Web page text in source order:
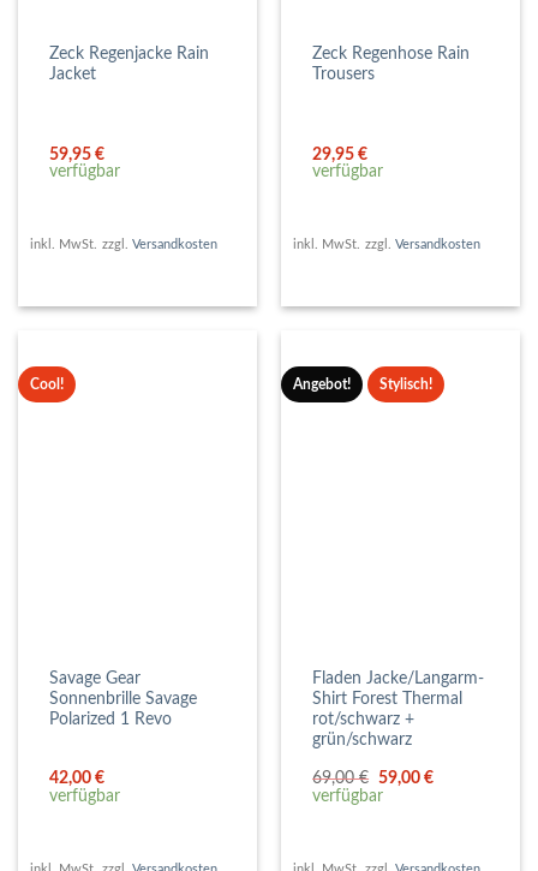
Zeck Regenjacke Rain
Jacket
59,95€
verfügbar
inkl. MwSt. zzgl. Versandkosten
Zeck Regenhose Rain
Trousers
29,95€
verfügbar
inkl. MwSt. zzgl. Versandkosten
Cool!
Savage Gear
Sonnenbrille Savage
Polarized 1 Revo
42,00€
verfügbar
Angebot! Stylisch!
Fladen Jacke/Langarm-
Shirt Forest Thermal
rot/schwarz +
grün/schwarz
69,00€ Ursprünglicher
Preis
59,00€Aktueller
verfügbar